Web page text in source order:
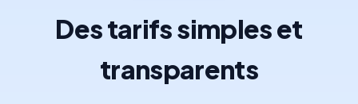
Des tarifs simples et
transparents